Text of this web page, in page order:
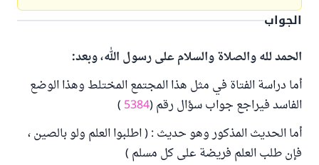
الجواب
الحمد لله والصلاة والسلام على رسول الله، وبعد:
أما دراسة الفتاة في مثل هذا المجتمع المختلط وهذا الوضع
الفاسد فيراجع جواب سؤال رقم (5384
)
أما الحديث المذكور وهو حديث : ( اطلبوا العلم ولو بالصين ،
فإن طلب العلم فريضة على كل مسلم )